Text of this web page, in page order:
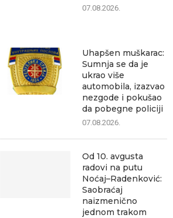
07.08.2026.
Uhapšen muškarac:
Sumnja se da je
ukrao više
automobila, izazvao
nezgode i pokušao
da pobegne policiji
07.08.2026.
Od 10. avgusta
radovi na putu
Noćaj–Radenković:
Saobraćaj
naizmenično
jednom trakom